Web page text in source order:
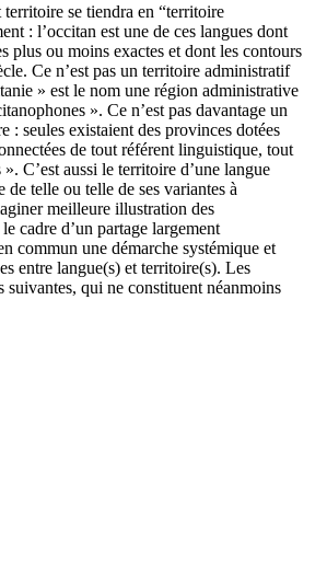
se tiendra en “territoire
: l’occitan est une de ces langues dont
plus ou moins exactes et dont les contours
Ce n’est pas un territoire administratif
» est le nom une région administrative
». Ce n’est pas davantage un
: seules existaient des provinces dotées
de tout référent linguistique, tout
C’est aussi le territoire d’une langue
de telle ou telle de ses variantes à
meilleure illustration des
cadre d’un partage largement
commun une démarche systémique et
entre langue(s) et territoire(s). Les
suivantes, qui ne constituent néanmoins